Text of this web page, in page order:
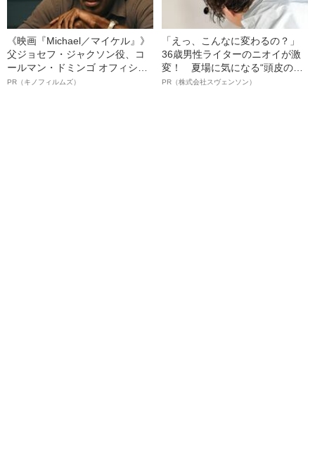
《映画『Michael／マイケル』》
父ジョセフ・ジャクソン役、コ
ールマン・ドミンゴ オフィシャ
ルインタビュー“観客を魅了した
PR（キノフィルムズ）
「えっ、こんなに変わるの？」
36歳男性ライターのニオイが激
変！ 夏場に気になる“頭皮のニ
オイ”や“ベタつき”を解消す
PR（株式会社スヴェンソン）